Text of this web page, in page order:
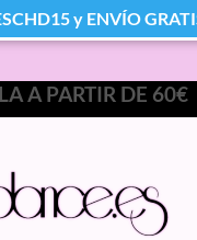
A PARTIR DE 60€
y ENVÍO